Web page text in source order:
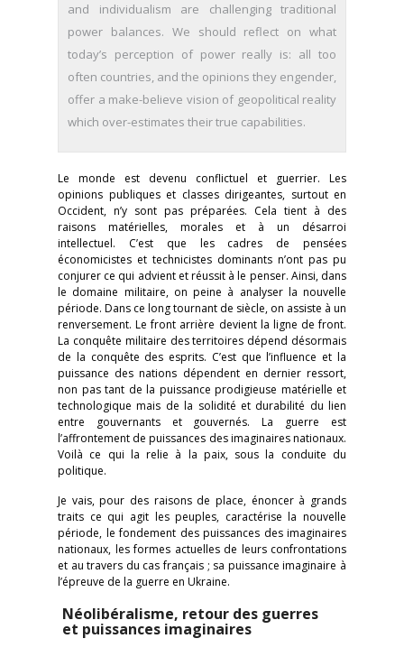
and individualism are challenging traditional
power balances. We should reflect on what
today’s perception of power really is: all too
often countries, and the opinions they engender,
offer a make-believe vision of geopolitical reality
which over-estimates their true capabilities.
Le monde est devenu conflictuel et guerrier. Les
opinions publiques et classes dirigeantes, surtout en
Occident, n’y sont pas préparées. Cela tient à des
raisons matérielles, morales et à un désarroi
intellectuel. C’est que les cadres de pensées
économicistes et technicistes dominants n’ont pas pu
conjurer ce qui advient et réussit à le penser. Ainsi, dans
le domaine militaire, on peine à analyser la nouvelle
période. Dans ce long tournant de siècle, on assiste à un
renversement. Le front arrière devient la ligne de front.
La conquête militaire des territoires dépend désormais
de la conquête des esprits. C’est que l’influence et la
puissance des nations dépendent en dernier ressort,
non pas tant de la puissance prodigieuse matérielle et
technologique mais de la solidité et durabilité du lien
entre gouvernants et gouvernés. La guerre est
l’affrontement de puissances des imaginaires nationaux.
Voilà ce qui la relie à la paix, sous la conduite du
politique.
Je vais, pour des raisons de place, énoncer à grands
traits ce qui agit les peuples, caractérise la nouvelle
période, le fondement des puissances des imaginaires
nationaux, les formes actuelles de leurs confrontations
et au travers du cas français ; sa puissance imaginaire à
l’épreuve de la guerre en Ukraine.
Néolibéralisme, retour des guerres
et puissances imaginaires